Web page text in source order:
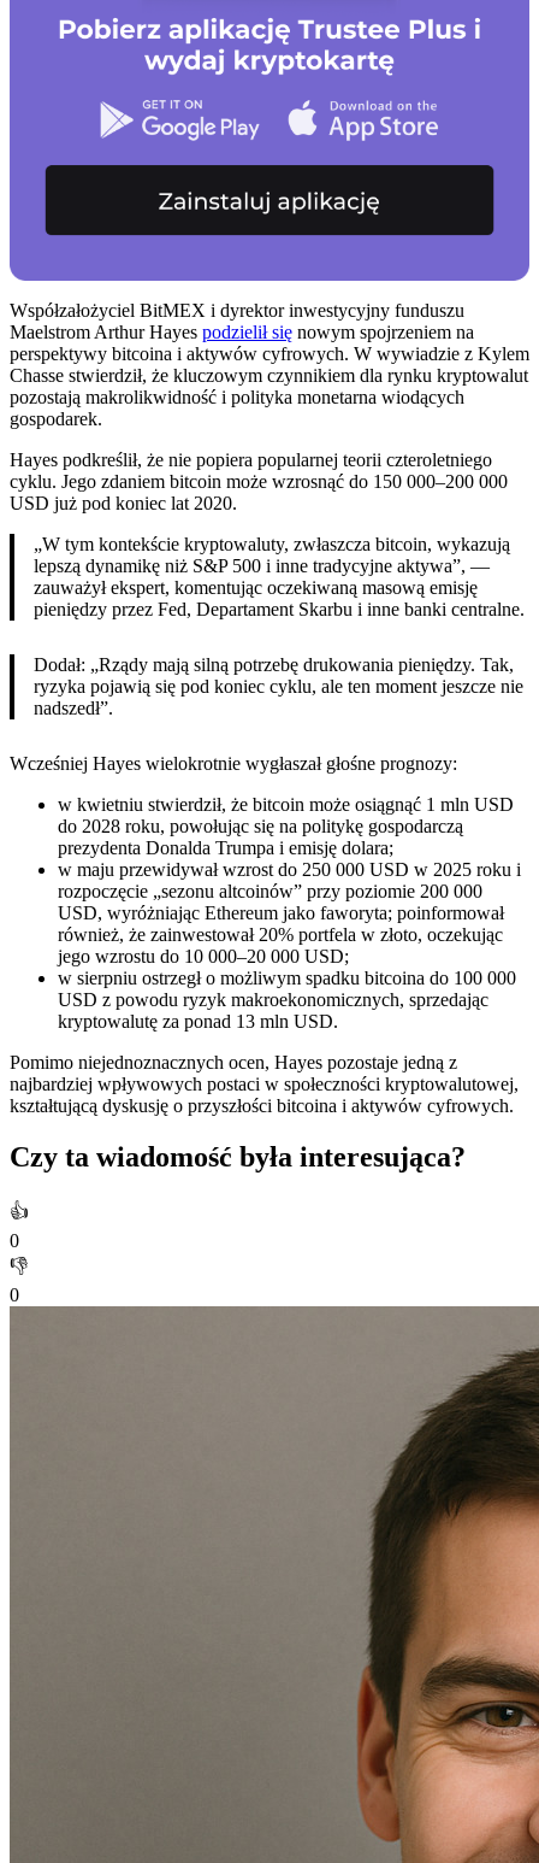
Współzałożyciel BitMEX i dyrektor inwestycyjny funduszu
Maelstrom Arthur Hayes podzielił się nowym spojrzeniem na
perspektywy bitcoina i aktywów cyfrowych. W wywiadzie z Kylem
Chasse stwierdził, że kluczowym czynnikiem dla rynku kryptowalut
pozostają makrolikwidność i polityka monetarna wiodących
gospodarek.
Hayes podkreślił, że nie popiera popularnej teorii czteroletniego
cyklu. Jego zdaniem bitcoin może wzrosnąć do 150 000–200 000
USD już pod koniec lat 2020.
„W tym kontekście kryptowaluty, zwłaszcza bitcoin, wykazują
lepszą dynamikę niż S&P 500 i inne tradycyjne aktywa”, —
zauważył ekspert, komentując oczekiwaną masową emisję
pieniędzy przez Fed, Departament Skarbu i inne banki centralne.
Dodał: „Rządy mają silną potrzebę drukowania pieniędzy. Tak,
ryzyka pojawią się pod koniec cyklu, ale ten moment jeszcze nie
nadszedł”.
Wcześniej Hayes wielokrotnie wygłaszał głośne prognozy:
w kwietniu stwierdził, że bitcoin może osiągnąć 1 mln USD
do 2028 roku, powołując się na politykę gospodarczą
prezydenta Donalda Trumpa i emisję dolara;
w maju przewidywał wzrost do 250 000 USD w 2025 roku i
rozpoczęcie „sezonu altcoinów” przy poziomie 200 000
USD, wyróżniając Ethereum jako faworyta; poinformował
również, że zainwestował 20% portfela w złoto, oczekując
jego wzrostu do 10 000–20 000 USD;
w sierpniu ostrzegł o możliwym spadku bitcoina do 100 000
USD z powodu ryzyk makroekonomicznych, sprzedając
kryptowalutę za ponad 13 mln USD.
Pomimo niejednoznacznych ocen, Hayes pozostaje jedną z
najbardziej wpływowych postaci w społeczności kryptowalutowej,
kształtującą dyskusję o przyszłości bitcoina i aktywów cyfrowych.
Czy ta wiadomość była interesująca?
👍
0
👎
0